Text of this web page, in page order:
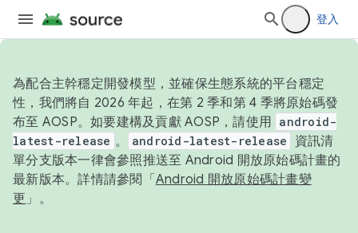
登入
為配合主幹穩定開發模型，並確保生態系統的平台穩定
性，我們將自 2026 年起，在第 2 季和第 4 季將原始碼發
布至 AOSP。如要建構及貢獻 AOSP，請使用 android-
latest-release 。 android-latest-release
資訊清
單分支版本一律會參照推送至 Android 開放原始碼計畫的
最新版本。詳情請參閱「 Android 開放原始碼計畫變
更 」。